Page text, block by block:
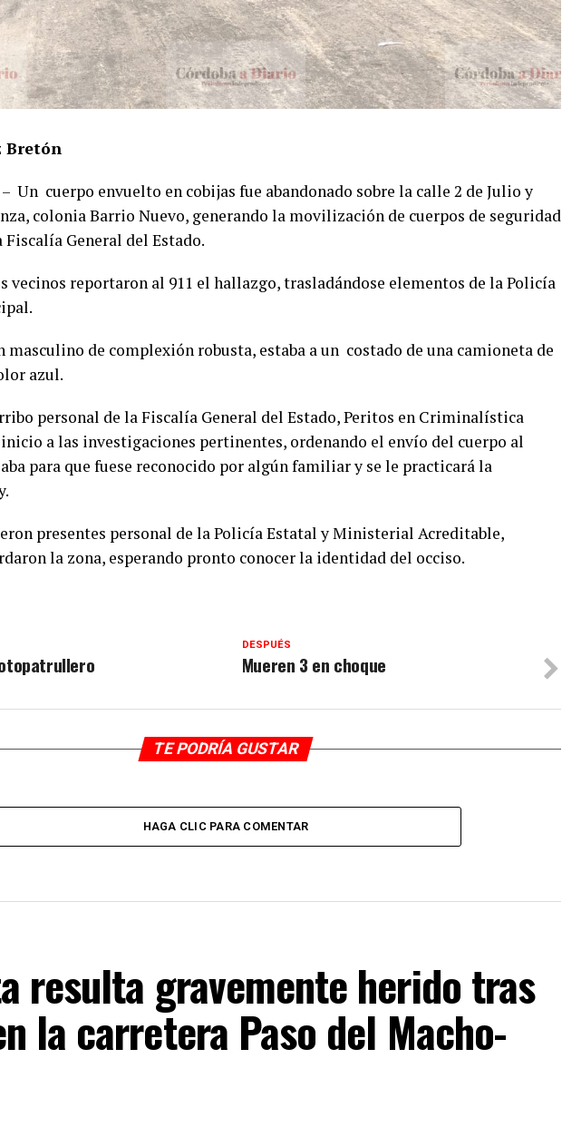
Bretón
– Un cuerpo envuelto en cobijas fue abandonado sobre la calle 2 de Julio y
colonia Barrio Nuevo, generando la movilización de cuerpos de seguridad
Fiscalía General del Estado.
vecinos reportaron al 911 el hallazgo, trasladándose elementos de la Policía
masculino de complexión robusta, estaba a un costado de una camioneta de
azul.
personal de la Fiscalía General del Estado, Peritos en Criminalística
a las investigaciones pertinentes, ordenando el envío del cuerpo al
para que fuese reconocido por algún familiar y se le practicará la
presentes personal de la Policía Estatal y Ministerial Acreditable,
la zona, esperando pronto conocer la identidad del occiso.
DESPUÉS
Mueren 3 en choque
TE PODRÍA GUSTAR
HAGA CLIC PARA COMENTAR
resulta gravemente herido tras
la carretera Paso del Macho-